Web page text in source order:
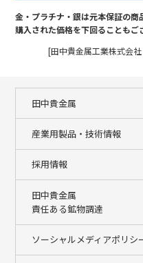
金・プラチナ・銀は元本保証の
購入された価格を下回ることもご
[田中貴金属工業株式会
田中貴金属
産業用製品・技術情報
採用情報
田中貴金属
責任ある鉱物調達
ソーシャルメディアポリシ